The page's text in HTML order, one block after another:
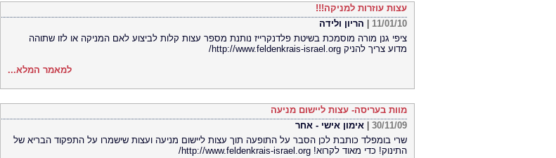
עצות עוזרות למניקה!!!
11/01/10
הריון ולידה
ציפי גנן מורה מוסמכת בשיטת פלדנקרייז נותנת מספר עצות קלות לביצוע לאם המניקה או לזו שתוהה
מדוע צריך להניק http://www.feldenkrais-israel.org/
למאמר המלא...
מוות בעריסה- עצות ליישום מניעה
30/11/09
אימון אישי - אחר
שרי בומפלד כותבת לכן הסבר על התופעה תוך עצות ליישום מניעה ועצות שישמרו על התפקוד הבריא של
התינוק! כדי מאוד לקרוא! http://www.feldenkrais-israel.org/